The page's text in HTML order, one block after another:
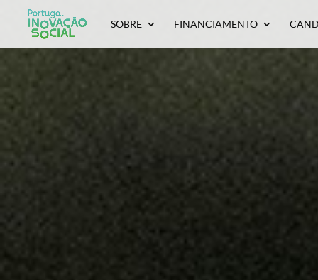
SOBRE FINANCIAMENTO